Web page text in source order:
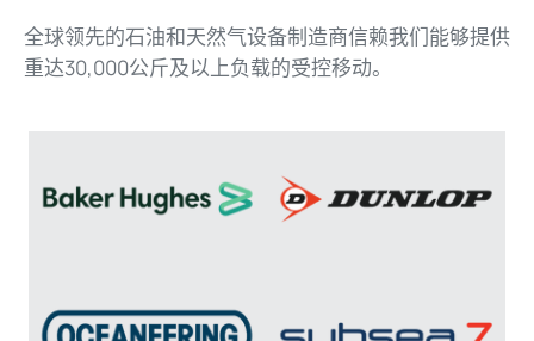
全球领先的石油和天然气设备制造商信赖我们能够提供
重达30,000公斤及以上负载的受控移动。